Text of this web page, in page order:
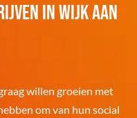
in Wijk aan
willen groeien met
om van hun social